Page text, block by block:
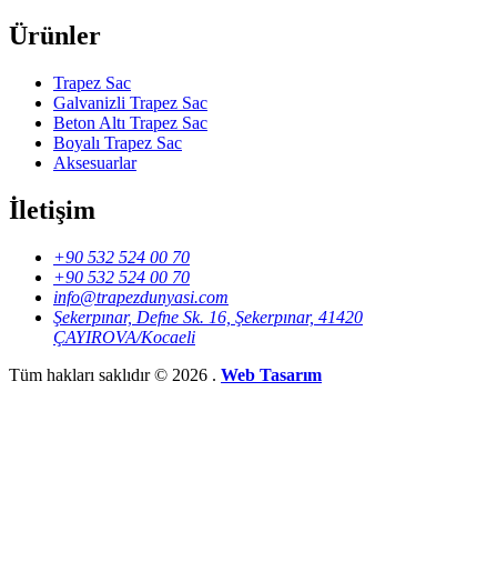
Ürünler
Trapez Sac
Galvanizli Trapez Sac
Beton Altı Trapez Sac
Boyalı Trapez Sac
Aksesuarlar
İletişim
+90 532 524 00 70
+90 532 524 00 70
info@trapezdunyasi.com
Şekerpınar, Defne Sk. 16, Şekerpınar, 41420
ÇAYIROVA/Kocaeli
Tüm hakları saklıdır © 2026 . Web Tasarım